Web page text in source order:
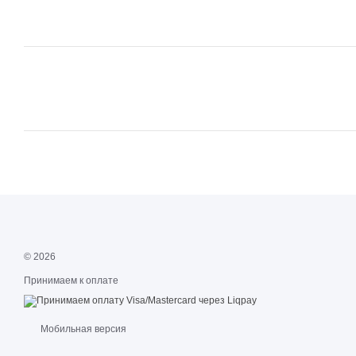
© 2026
Принимаем к оплате
Мобильная версия